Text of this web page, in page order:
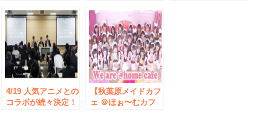
クリスマスフェスタ
月19日(土)20日
(日) 場所：秋葉原
UDX 4F
ト開催！「あにしゅ
がクリスマスフェス
タ2016」 開催日程
12月24日(土)25日
(日) 場所：秋葉原
UDX 4F
4/19 人気アニメとの
コラボが続々決定！
【秋葉原メイドカフ
ェ ＠ほぉ〜むカフ